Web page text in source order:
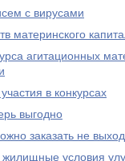
с вирусами
материнского
агитационных
в конкурсах
выгодно
заказать не
жилищные условия